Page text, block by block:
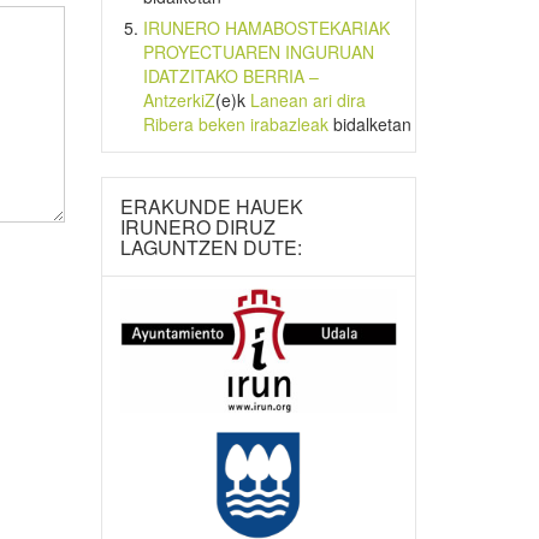
IRUNERO HAMABOSTEKARIAK
PROYECTUAREN INGURUAN
IDATZITAKO BERRIA –
AntzerkiZ(e)k Lanean ari dira
Ribera beken irabazleakbidalketan
ERAKUNDE HAUEK
IRUNERO DIRUZ
LAGUNTZEN DUTE: